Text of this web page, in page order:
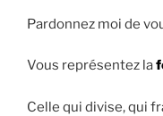
Pardonnez moi de
Vous représentez la
Celle qui divise, qui